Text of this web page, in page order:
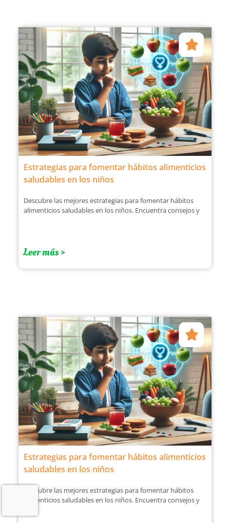
Estrategias para fomentar hábitos alimenticios
saludables en los niños
Descubre las mejores estrategias para fomentar hábitos
alimenticios saludables en los niños. Encuentra consejos y
Leer más >
Estrategias para fomentar hábitos alimenticios
saludables en los niños
Descubre las mejores estrategias para fomentar hábitos
alimenticios saludables en los niños. Encuentra consejos y